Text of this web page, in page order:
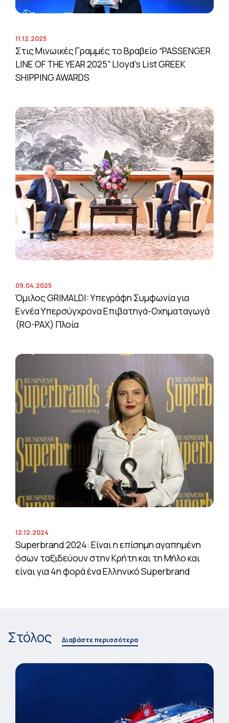
11.12.2025
Στις Μινωικές Γραμμές το Βραβείο “PASSENGER
LINE OF THE YEAR 2025” Lloyd’s List GREEK
SHIPPING AWARDS
09.04.2025
Όμιλος GRIMALDI: Υπεγράφη Συμφωνία για
Εννέα Υπερσύγχρονα Επιβατηγά-Οχηματαγωγά
(RO-PAX) Πλοία
12.12.2024
Superbrand 2024: Είναι η επίσημη αγαπημένη
όσων ταξιδεύουν στην Κρήτη και τη Μήλο και
είναι για 4η φορά ένα Ελληνικό Superbrand
Στόλος Διαβάστε περισσότερα